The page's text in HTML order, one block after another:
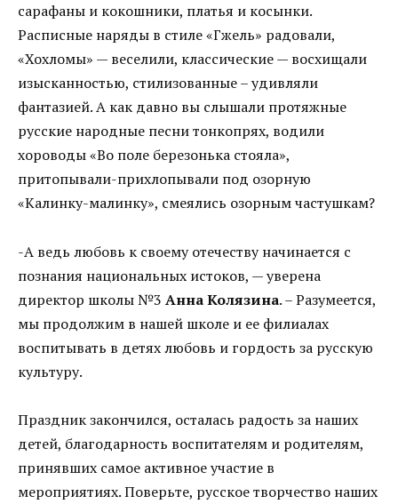
сарафаны и кокошники, платья и косынки.
Расписные наряды в стиле «Гжель» радовали,
«Хохломы» — веселили, классические — восхищали
изысканностью, стилизованные – удивляли
фантазией. А как давно вы слышали протяжные
русские народные песни тонкопрях, водили
хороводы «Во поле березонька стояла»,
притопывали-прихлопывали под озорную
«Калинку-малинку», смеялись озорным частушкам?
-А ведь любовь к своему отечеству начинается с
познания национальных истоков, — уверена
директор школы №3 Анна Колязина. – Разумеется,
мы продолжим в нашей школе и ее филиалах
воспитывать в детях любовь и гордость за русскую
культуру.
Праздник закончился, осталась радость за наших
детей, благодарность воспитателям и родителям,
принявших самое активное участие в
мероприятиях. Поверьте, русское творчество наших